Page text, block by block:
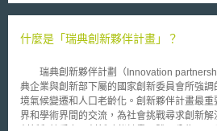
果，但是德國對於限制胚胎幹細胞研究的基
新的「消極選擇規定」（Negative Option
要求，要求提供如「一鍵取消」（click-to-
形式呈現，其特徵是容許銷售者將消費者的
解釋為同意該契約條款。因此，消極選擇規
管，避免消費者因無法簡單地取消而蒙受不必要的損失。
大量關於消極選擇模式訂閱的消費者投訴，
以取消的訂閱服務等問題。為應對這些投訴
什麼是「瑞典創新夥伴計畫」？
瑞典創新夥伴計劃（Innovation
典企業與創新部下屬的國家創新委員會所強
境氣候變遷和人口老齡化。創新夥伴計畫最
界和學術界間的交流，為社會挑戰尋求創新